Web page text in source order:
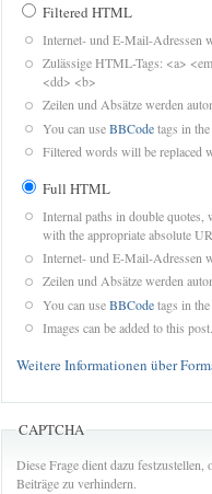
Filtered HTML
Internet- und E-Mail-Adressen
Zulässige HTML-Tags: <a>
<dd> <b>
Zeilen und Absätze werden
You can useBBCodetags in
Filtered words will be replaced
Full HTML
Internal paths in double quotes,
with the appropriate absolute
Internet- und E-Mail-Adressen
Zeilen und Absätze werden
You can useBBCodetags in
Images can be added to this post.
Weitere Informationen über
CAPTCHA
Diese Frage dient dazu
Beiträge zu verhindern.